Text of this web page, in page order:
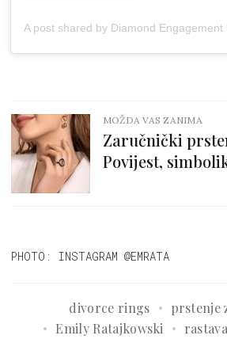
MOŽDA VAS ZANIMA
Zaručnički
Povijest,
PHOTO: INSTAGRAM @EMRATA
divorce rings
prstenje
Emily Ratajkowski
rastava